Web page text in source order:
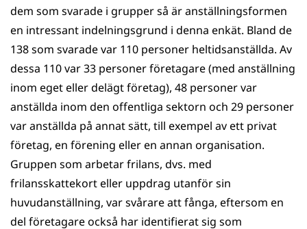
dem som svarade i grupper så är anställningsformen
en intressant indelningsgrund i denna enkät. Bland de
138 som svarade var 110 personer heltidsanställda. Av
dessa 110 var 33 personer företagare (med anställning
inom eget eller delägt företag), 48 personer var
anställda inom den offentliga sektorn och 29 personer
var anställda på annat sätt, till exempel av ett privat
företag, en förening eller en annan organisation.
Gruppen som arbetar frilans, dvs. med
frilansskattekort eller uppdrag utanför sin
huvudanställning, var svårare att fånga, eftersom en
del företagare också har identifierat sig som